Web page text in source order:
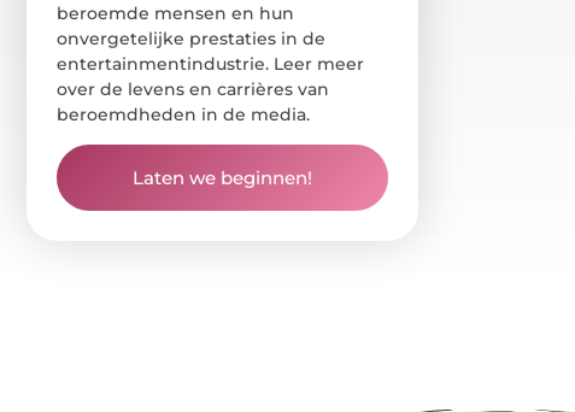
beroemde mensen en hun
onvergetelijke prestaties in de
entertainmentindustrie. Leer meer
over de levens en carrières van
beroemdheden in de media.
Laten we beginnen!